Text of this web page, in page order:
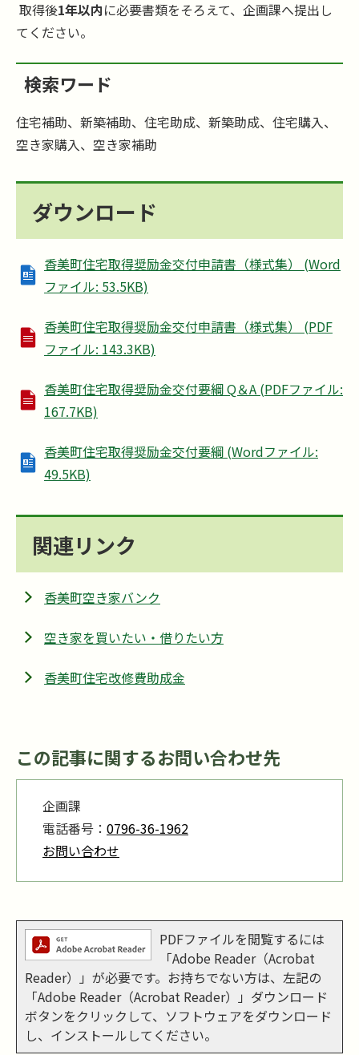
取得後1年以内に必要書類をそろえて、企画課へ提出し
てください。
検索ワード
住宅補助、新築補助、住宅助成、新築助成、住宅購入、
空き家購入、空き家補助
ダウンロード
香美町住宅取得奨励金交付申請書（様式集） (Word
ファイル: 53.5KB)
香美町住宅取得奨励金交付申請書（様式集） (PDF
ファイル: 143.3KB)
香美町住宅取得奨励金交付要綱 Q＆A (PDFファイル:
167.7KB)
香美町住宅取得奨励金交付要綱 (Wordファイル:
49.5KB)
関連リンク
香美町空き家バンク
空き家を買いたい・借りたい方
香美町住宅改修費助成金
この記事に関するお問い合わせ先
企画課
電話番号： 0796-36-1962
お問い合わせ
PDFファイルを閲覧するには
「Adobe Reader（Acrobat
Reader）」が必要です。お持ちでない方は、左記の
「Adobe Reader（Acrobat Reader）」ダウンロード
ボタンをクリックして、ソフトウェアをダウンロード
し、インストールしてください。